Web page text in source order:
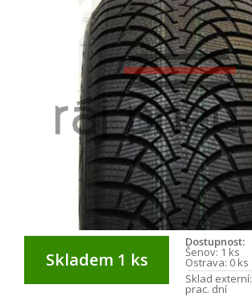
Skladem 1 ks
Dostupnost:
Šenov: 1 ks
Ostrava: 0 ks
Sklad externí:
prac. dní